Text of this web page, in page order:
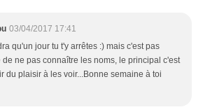
03/04/2017 17:41
qu'un jour tu t'y arrêtes :) mais c'est pas
de ne pas connaître les noms, le principal c'est
du plaisir à les voir...Bonne semaine à toi